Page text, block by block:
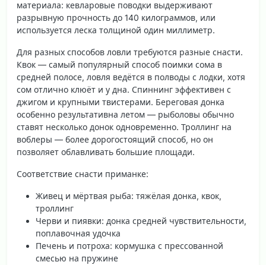
материала: кевларовые поводки выдерживают
разрывную прочность до 140 килограммов, или
используется леска толщиной один миллиметр.
Для разных способов ловли требуются разные снасти.
Квок — самый популярный способ поимки сома в
средней полосе, ловля ведётся в полводы с лодки, хотя
сом отлично клюёт и у дна. Спиннинг эффективен с
джигом и крупными твистерами. Береговая донка
особенно результативна летом — рыболовы обычно
ставят несколько донок одновременно. Троллинг на
воблеры — более дорогостоящий способ, но он
позволяет облавливать большие площади.
Соответствие снасти приманке:
Живец и мёртвая рыба: тяжёлая донка, квок,
троллинг
Черви и пиявки: донка средней чувствительности,
поплавочная удочка
Печень и потроха: кормушка с прессованной
смесью на пружине